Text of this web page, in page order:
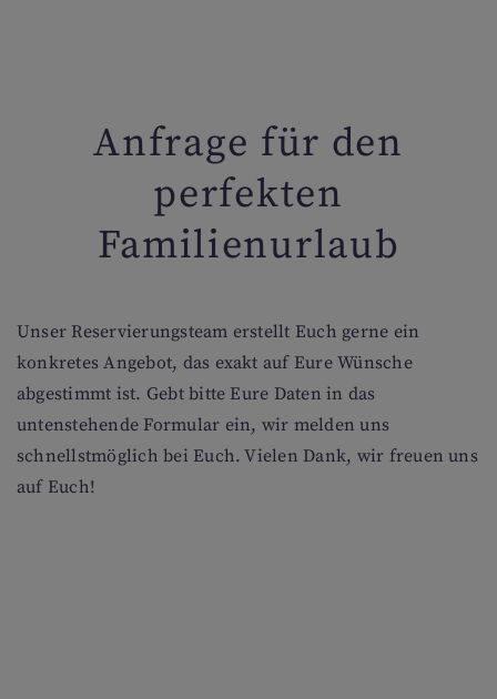
Anfrage für den
perfekten
Familienurlaub
Unser Reservierungsteam erstellt Euch gerne ein
konkretes Angebot, das exakt auf Eure Wünsche
abgestimmt ist. Gebt bitte Eure Daten in das
untenstehende Formular ein, wir melden uns
schnellstmöglich bei Euch. Vielen Dank, wir freuen uns
auf Euch!